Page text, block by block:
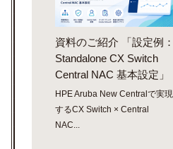
資料のご紹介 「設定例：
Standalone CX Switch
Central NAC 基本設定」
HPE Aruba New Centralで実現
するCX Switch × Central
NAC...